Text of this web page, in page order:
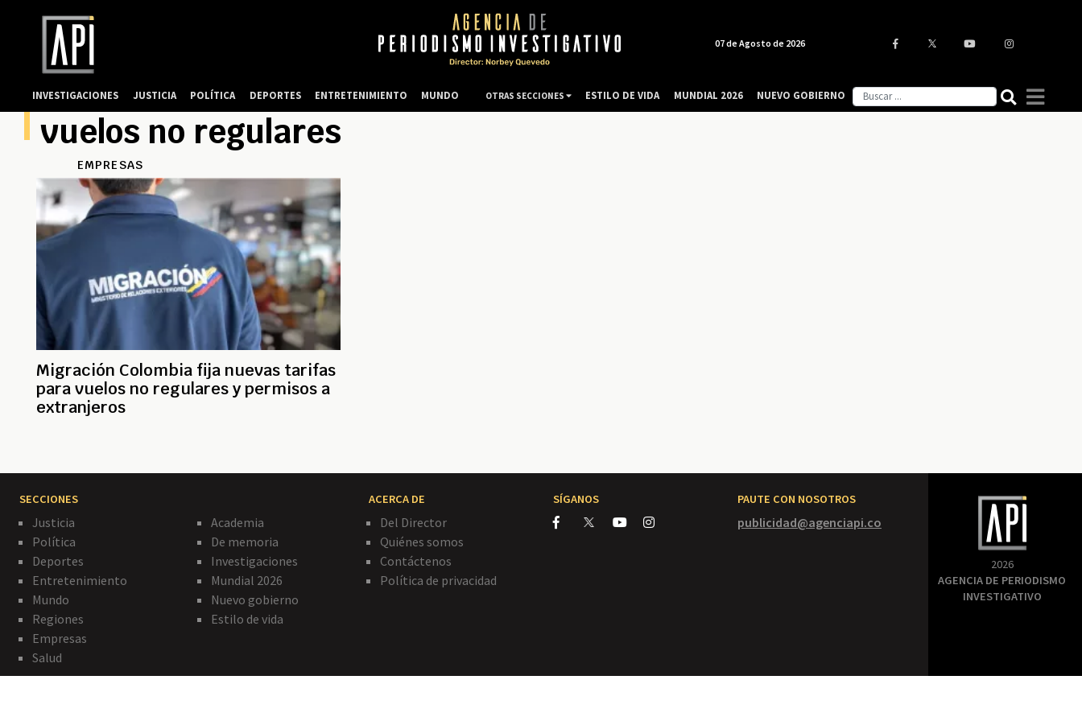
vuelos no regulares
EMPRESAS
Migración Colombia fija nuevas tarifas
para vuelos no regulares y permisos a
extranjeros
SECCIONES
Justicia
Política
Deportes
Entretenimiento
Mundo
Regiones
Empresas
Salud
Academia
De memoria
Investigaciones
Mundial 2026
Nuevo gobierno
Estilo de vida
ACERCA DE
Del Director
Quiénes somos
Contáctenos
Política de privacidad
SÍGANOS PAUTE CON NOSOTROS
publicidad@agenciapi.co
2026
AGENCIA DE PERIODISMO
INVESTIGATIVO
07 de Agosto de 2026
INVESTIGACIONES JUSTICIA POLÍTICA DEPORTES ENTRETENIMIENTO MUNDO OTRAS SECCIONES ESTILO DE VIDA MUNDIAL 2026 NUEVO GOBIERNO